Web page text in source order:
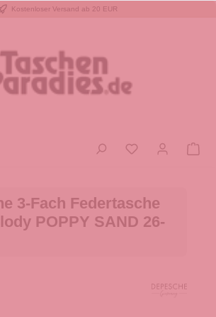
Kostenloser Versand ab 20 EUR
3-Fach Federtasche
POPPY SAND 26-